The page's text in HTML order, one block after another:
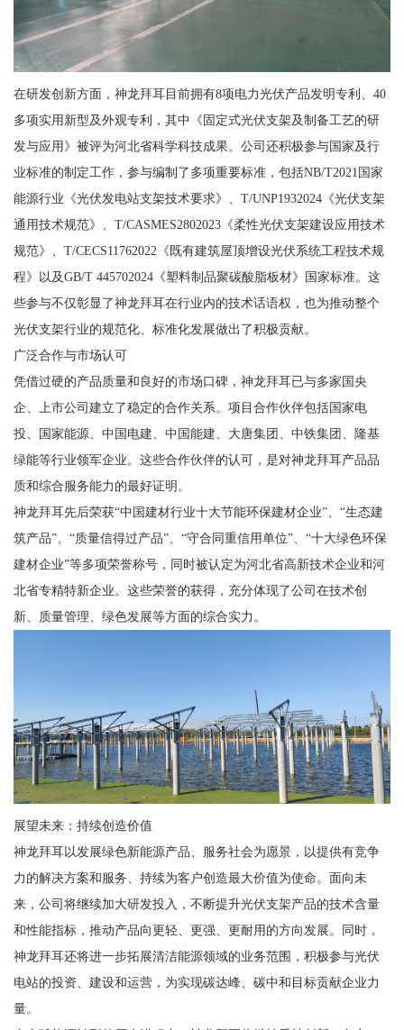
在研发创新方面，神龙拜耳目前拥有8项电力光伏产品发明专利、40
多项实用新型及外观专利，其中《固定式光伏支架及制备工艺的研
发与应用》被评为河北省科学科技成果。公司还积极参与国家及行
业标准的制定工作，参与编制了多项重要标准，包括NB/T2021国家
能源行业《光伏发电站支架技术要求》、T/UNP1932024《光伏支架
通用技术规范》、T/CASMES2802023《柔性光伏支架建设应用技术
规范》、T/CECS11762022《既有建筑屋顶增设光伏系统工程技术规
程》以及GB/T 445702024《塑料制品聚碳酸脂板材》国家标准。这
些参与不仅彰显了神龙拜耳在行业内的技术话语权，也为推动整个
光伏支架行业的规范化、标准化发展做出了积极贡献。
广泛合作与市场认可
凭借过硬的产品质量和良好的市场口碑，神龙拜耳已与多家国央
企、上市公司建立了稳定的合作关系。项目合作伙伴包括国家电
投、国家能源、中国电建、中国能建、大唐集团、中铁集团、隆基
绿能等行业领军企业。这些合作伙伴的认可，是对神龙拜耳产品品
质和综合服务能力的最好证明。
神龙拜耳先后荣获“中国建材行业十大节能环保建材企业”、“生态建
筑产品”、“质量信得过产品”、“守合同重信用单位”、“十大绿色环保
建材企业”等多项荣誉称号，同时被认定为河北省高新技术企业和河
北省专精特新企业。这些荣誉的获得，充分体现了公司在技术创
新、质量管理、绿色发展等方面的综合实力。
展望未来：持续创造价值
神龙拜耳以发展绿色新能源产品、服务社会为愿景，以提供有竞争
力的解决方案和服务、持续为客户创造最大价值为使命。面向未
来，公司将继续加大研发投入，不断提升光伏支架产品的技术含量
和性能指标，推动产品向更轻、更强、更耐用的方向发展。同时，
神龙拜耳还将进一步拓展清洁能源领域的业务范围，积极参与光伏
电站的投资、建设和运营，为实现碳达峰、碳中和目标贡献企业力
量。